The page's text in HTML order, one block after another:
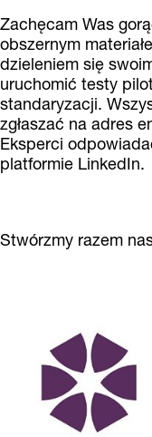
Zachęcam Was
obszernym
dzieleniem się
uruchomić testy
standaryzacji.
zgłaszać na adres
Eksperci
platformie LinkedIn.
Stwórzmy razem